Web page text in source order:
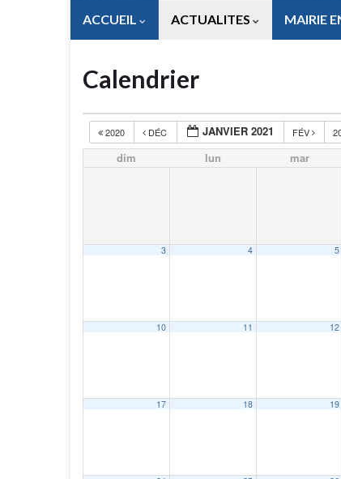
ACCUEIL ACTUALITES MAIRIE
Calendrier
2020 DÉC JANVIER 2021 FÉV
dim lun mar
3 4 5
10 11 12
17 18 19